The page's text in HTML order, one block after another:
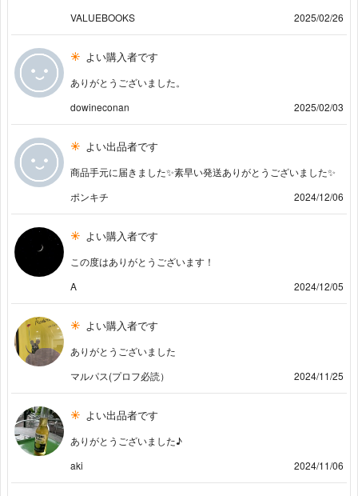
VALUEBOOKS
2025/02/26
よい購入者です
ありがとうございました。
dowineconan
2025/02/03
よい出品者です
商品手元に届きました✨️素早い発送ありがとうございました✨️
ポンキチ
2024/12/06
よい購入者です
この度はありがとうございます！
A
2024/12/05
よい購入者です
ありがとうございました
マルパス(プロフ必読）
2024/11/25
よい出品者です
ありがとうございました♪
aki
2024/11/06